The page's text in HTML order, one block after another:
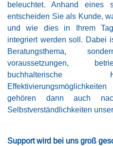
beleuchtet. Anhand eines
entscheiden Sie als Kunde,
und wie dies in Ihrem
integriert werden soll. Dabei
Beratungsthema,
voraussetzungen,
buchhalterische
gehören dann auch
Selbstverständlichkeiten
Support wird bei uns groß